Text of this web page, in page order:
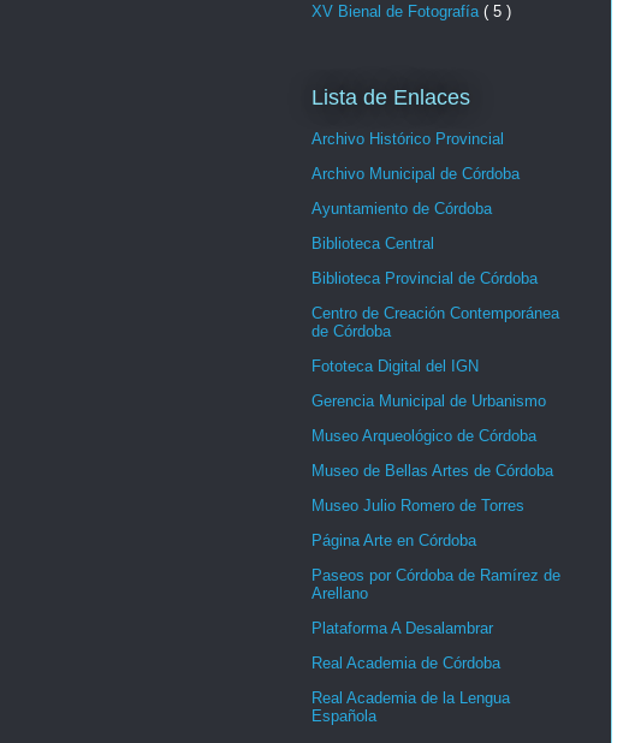
XV Bienal de Fotografía ( 5 )
Lista de Enlaces
Archivo Histórico Provincial
Archivo Municipal de Córdoba
Ayuntamiento de Córdoba
Biblioteca Central
Biblioteca Provincial de Córdoba
Centro de Creación Contemporánea
de Córdoba
Fototeca Digital del IGN
Gerencia Municipal de Urbanismo
Museo Arqueológico de Córdoba
Museo de Bellas Artes de Córdoba
Museo Julio Romero de Torres
Página Arte en Córdoba
Paseos por Córdoba de Ramírez de
Arellano
Plataforma A Desalambrar
Real Academia de Córdoba
Real Academia de la Lengua
Española